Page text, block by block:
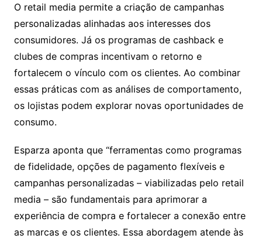
O retail media permite a criação de campanhas
personalizadas alinhadas aos interesses dos
consumidores. Já os programas de cashback e
clubes de compras incentivam o retorno e
fortalecem o vínculo com os clientes. Ao combinar
essas práticas com as análises de comportamento,
os lojistas podem explorar novas oportunidades de
consumo.
Esparza aponta que “ferramentas como programas
de fidelidade, opções de pagamento flexíveis e
campanhas personalizadas – viabilizadas pelo retail
media – são fundamentais para aprimorar a
experiência de compra e fortalecer a conexão entre
as marcas e os clientes. Essa abordagem atende às